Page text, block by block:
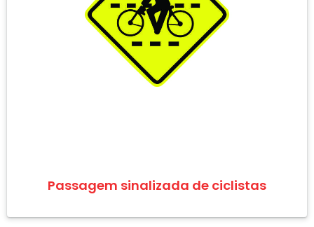
Passagem sinalizada de ciclistas